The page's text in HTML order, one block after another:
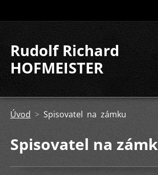
Rudolf Richard
HOFMEISTER
Úvod > Spisovatel na zámku
Spisovatel na